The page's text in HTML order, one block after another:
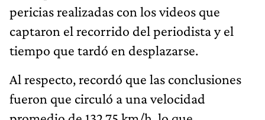
pericias realizadas con los videos que
captaron el recorrido del periodista y el
tiempo que tardó en desplazarse.
Al respecto, recordó que las conclusiones
fueron que circuló a una velocidad